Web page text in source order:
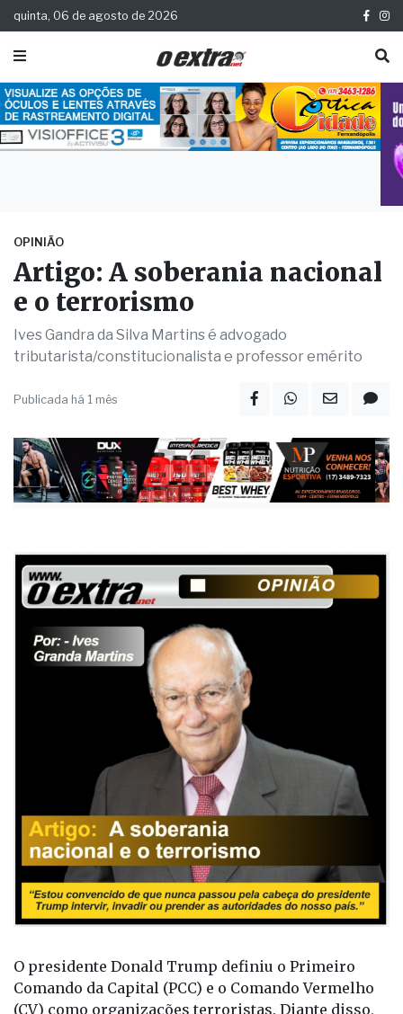
quinta, 06 de agosto de 2026
OPINIÃO
Artigo: A soberania nacional
e o terrorismo
Ives Gandra da Silva Martins é advogado
tributarista/constitucionalista e professor emérito
Publicada há 1 mês
O presidente Donald Trump definiu o Primeiro
Comando da Capital (PCC) e o Comando Vermelho
(CV) como organizações terroristas. Diante disso,